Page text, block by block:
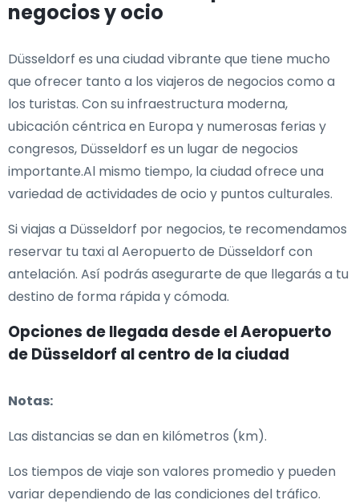
negocios y ocio
Düsseldorf es una ciudad vibrante que tiene mucho
que ofrecer tanto a los viajeros de negocios como a
los turistas. Con su infraestructura moderna,
ubicación céntrica en Europa y numerosas ferias y
congresos, Düsseldorf es un lugar de negocios
importante.Al mismo tiempo, la ciudad ofrece una
variedad de actividades de ocio y puntos culturales.
Si viajas a Düsseldorf por negocios, te recomendamos
reservar tu taxi al Aeropuerto de Düsseldorf con
antelación. Así podrás asegurarte de que llegarás a tu
destino de forma rápida y cómoda.
Opciones de llegada desde el Aeropuerto
de Düsseldorf al centro de la ciudad
Notas:
Las distancias se dan en kilómetros (km).
Los tiempos de viaje son valores promedio y pueden
variar dependiendo de las condiciones del tráfico.